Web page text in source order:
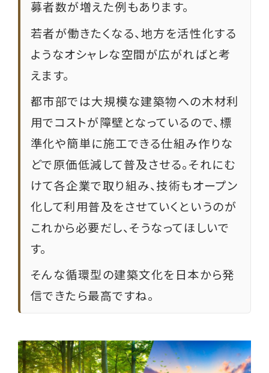
募者数が増えた例もあります。
若者が働きたくなる、地方を活性化する
ようなオシャレな空間が広がればと考
えます。
都市部では大規模な建築物への木材利
用でコストが障壁となっているので、標
準化や簡単に施工できる仕組み作りな
どで原価低減して普及させる。それにむ
けて各企業で取り組み、技術もオープン
化して利用普及をさせていくというのが
これから必要だし、そうなってほしいで
す。
そんな循環型の建築文化を日本から発
信できたら最高ですね。